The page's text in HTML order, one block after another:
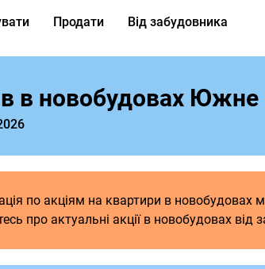
Продати Від забудовника
в новобудовах Южне
по акціям на квартири в
про актуальні акції в новобудовах від